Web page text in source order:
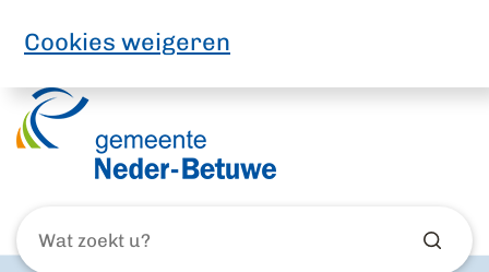
Cookies weigeren
zoekt